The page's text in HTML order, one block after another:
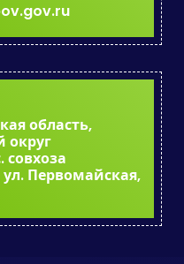
область,
округ
совхоза
ул. Первомайская,